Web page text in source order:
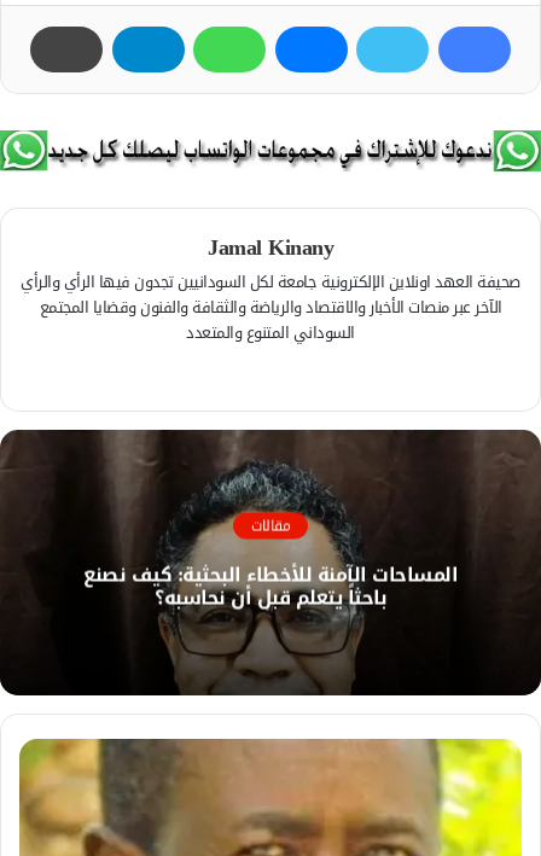
Jamal Kinany
صحيفة العهد اونلاين الإلكترونية جامعة لكل السودانيين تجدون فيها الرأي والرأي
الآخر عبر منصات الأخبار والاقتصاد والرياضة والثقافة والفنون وقضايا المجتمع
السوداني المتنوع والمتعدد
م
و
ق
ع
ا
ل
و
ي
ب
س
ب
و
كمقالات
المساحات الآمنة للأخطاء البحثية: كيف نصنع
باحثاً يتعلم قبل أن نحاسبه؟